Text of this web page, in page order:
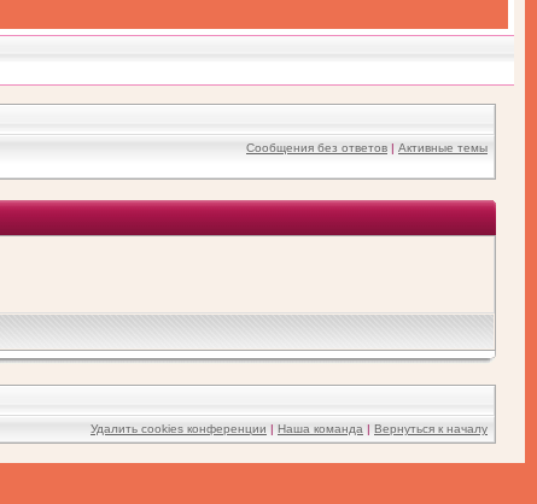
Сообщения без ответов | Активные темы
Удалить cookies конференции | Наша команда | Вернуться к началу